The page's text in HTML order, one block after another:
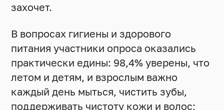
захочет.
В вопросах гигиены и здорового
питания участники опроса оказались
практически едины: 98,4% уверены, что
летом и детям, и взрослым важно
каждый день мыться, чистить зубы,
поддерживать чистоту кожи и волос;